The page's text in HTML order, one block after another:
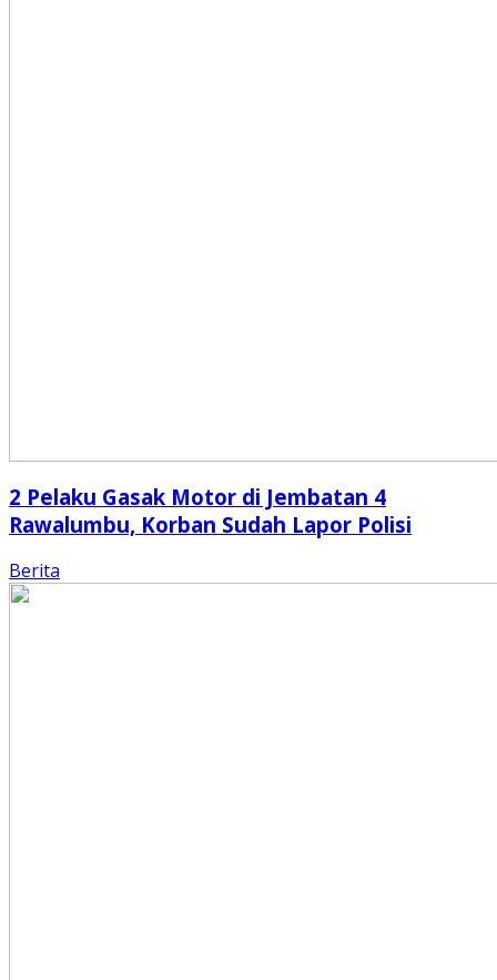
2 Pelaku Gasak Motor di Jembatan 4
Rawalumbu, Korban Sudah Lapor Polisi
Berita